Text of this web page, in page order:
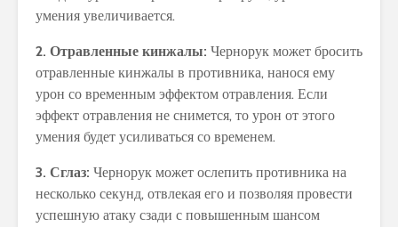
умения увеличивается.
2. Отравленные кинжалы: Чернорук может бросить
отравленные кинжалы в противника, нанося ему
урон со временным эффектом отравления. Если
эффект отравления не снимется, то урон от этого
умения будет усиливаться со временем.
3. Сглаз: Чернорук может ослепить противника на
несколько секунд, отвлекая его и позволяя провести
успешную атаку сзади с повышенным шансом